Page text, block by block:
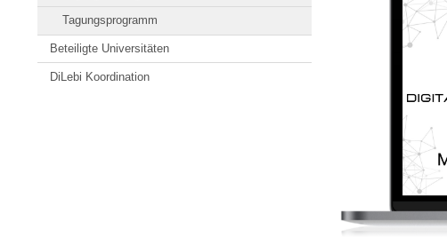
Tagungsprogramm
Beteiligte Universitäten
DiLebi Koordination